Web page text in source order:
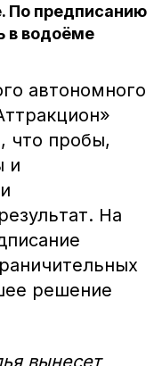
По предписанию
в водоёме
автономного
что пробы,
и
На
решение
вынесет